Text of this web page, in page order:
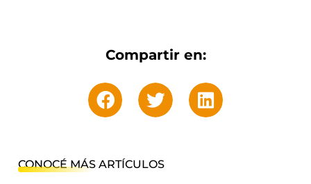
Compartir en:
CONOCÉ MÁS ARTÍCULOS